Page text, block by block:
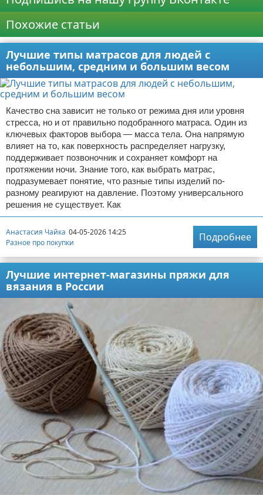
Похожие статьи
Лучшие типы матрасов для людей с
небольшим, средним и большим весом
Качество сна зависит не только от режима дня или уровня
стресса, но и от правильно подобранного матраса. Один из
ключевых факторов выбора — масса тела. Она напрямую
влияет на то, как поверхность распределяет нагрузку,
поддерживает позвоночник и сохраняет комфорт на
протяжении ночи. Знание того, как выбрать матрас,
подразумевает понятие, что разные типы изделий по-
разному реагируют на давление. Поэтому универсального
решения не существует. Как
Анастасия Чайка 04-05-2026 14:25
Разное про покупки
Подробнее
Лучшие интернет-магазины пряжи для
вязания в России